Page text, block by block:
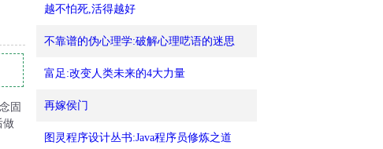
固
做
越不怕死,活得越好
不靠谱的伪心理学:破解心理呓语的迷思
富足:改变人类未来的4大力量
再嫁侯门
图灵程序设计丛书:Java程序员修炼之道